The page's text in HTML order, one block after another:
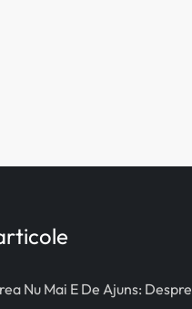
Nu Mai E De Ajuns: Despre